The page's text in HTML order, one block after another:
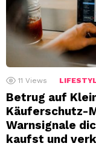
11 Views
Betrug auf
Käuferschutz-
Warnsignale
kaufst und